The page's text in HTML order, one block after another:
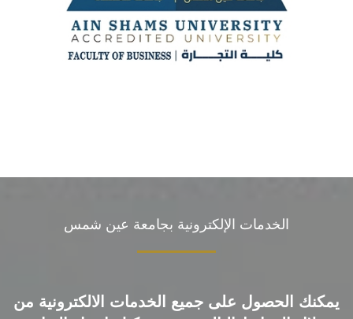
الخدمات الإلكترونية بجامعة عين شمس
يمكنك الحصول على جميع الخدمات الالكترونية من